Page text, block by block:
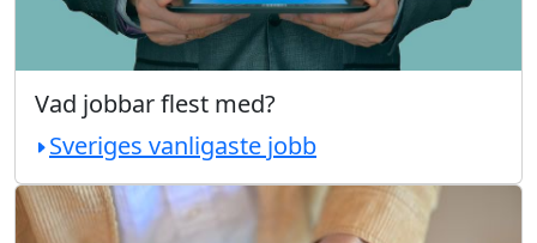
Vad jobbar flest med?
Sveriges vanligaste jobb